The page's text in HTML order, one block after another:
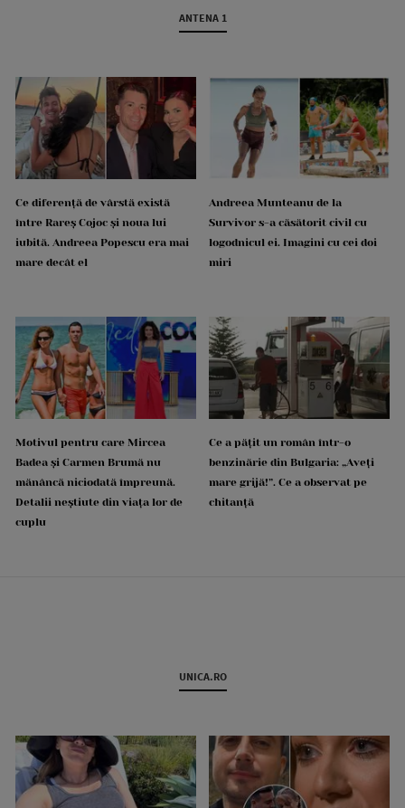
ANTENA 1
Ce diferență de vârstă există
între Rareș Cojoc și noua lui
iubită. Andreea Popescu era mai
mare decât el
Andreea Munteanu de la
Survivor s-a căsătorit civil cu
logodnicul ei. Imagini cu cei doi
miri
Motivul pentru care Mircea
Badea și Carmen Brumă nu
mănâncă niciodată împreună.
Detalii neștiute din viața lor de
cuplu
Ce a pățit un român într-o
benzinărie din Bulgaria: „Aveți
mare grijă!”. Ce a observat pe
chitanță
UNICA.RO